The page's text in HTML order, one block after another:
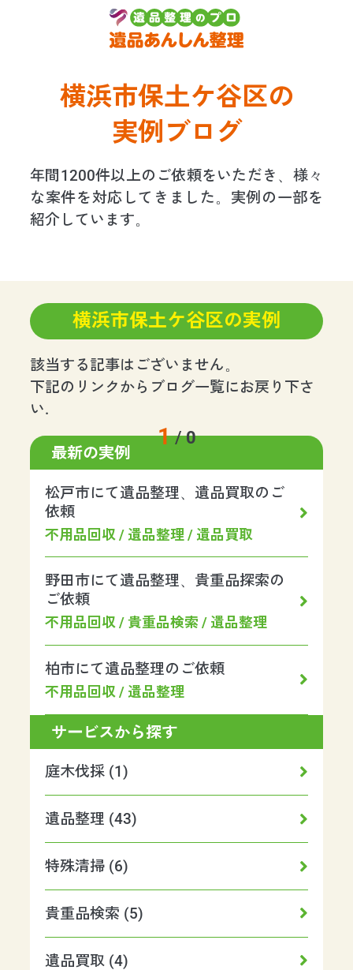
横浜市保土ケ谷区の
実例ブログ
年間1200件以上のご依頼をいただき、様々
な案件を対応してきました。実例の一部を
紹介しています。
横浜市保土ケ谷区の実例
該当する記事はございません。
下記のリンクからブログ一覧にお戻り下さ
い.
1/0
最新の実例
松戸市にて遺品整理、遺品買取のご
依頼
不用品回収 / 遺品整理 / 遺品買取
野田市にて遺品整理、貴重品探索の
ご依頼
不用品回収 / 貴重品検索 / 遺品整理
柏市にて遺品整理のご依頼
不用品回収 / 遺品整理
サービスから探す
庭木伐採 (1)
遺品整理 (43)
特殊清掃 (6)
貴重品検索 (5)
遺品買取 (4)